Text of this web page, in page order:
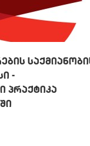
-
პრაქტიკა